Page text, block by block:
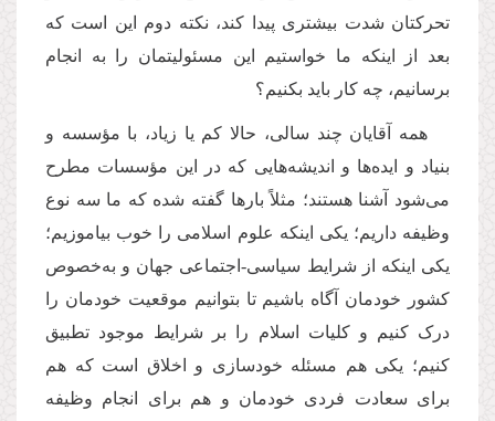
تحرکتان شدت بیشتری پیدا کند، نکته دوم این است که
بعد از اینکه ما خواستیم این مسئولیتمان را به انجام
برسانیم، چه کار باید بکنیم؟
همه‌ آقایان چند سالی، حالا کم یا زیاد، با مؤسسه و
بنیاد و ایده‌ها و اندیشه‌هایی که در این مؤسسات مطرح
می‌شود آشنا هستند؛ مثلاً بارها گفته شده که ما سه نوع
وظیفه داریم؛ یکی اینکه علوم اسلامی را خوب بیاموزیم؛
یکی اینکه از شرایط سیاسی-اجتماعی جهان و به‌خصوص
کشور خودمان آگاه باشیم تا بتوانیم موقعیت خودمان را
درک کنیم و کلیات اسلام را بر شرایط موجود تطبیق
کنیم؛ یکی هم مسئله‌ خودسازی و اخلاق است که هم
برای سعادت فردی خودمان و هم برای انجام وظیفه‌